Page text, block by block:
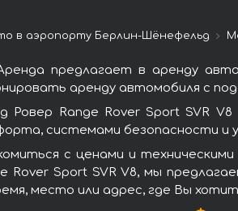
в аэропорту Берлин-Шёнефельд
предлагает в аренду
аренду автомобиля с
Ровер Range Rover Sport SVR
системами безопасности и
с ценами и
Rover Sport SVR V8, мы
место или адрес, где Вы